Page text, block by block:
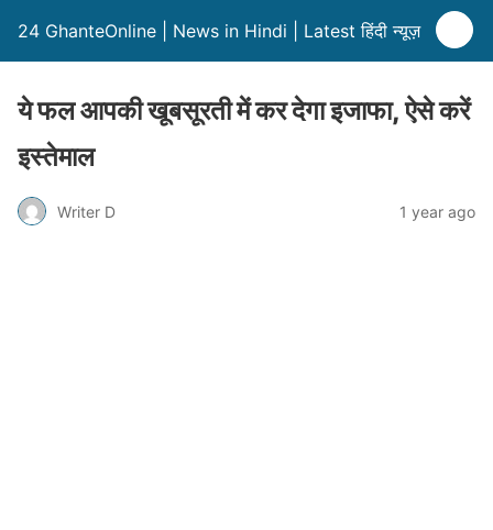
24 GhanteOnline | News in Hindi | Latest हिंदी न्यूज़
ये फल आपकी खूबसूरती में कर देगा इजाफा, ऐसे करें
इस्तेमाल
Writer D 1 year ago